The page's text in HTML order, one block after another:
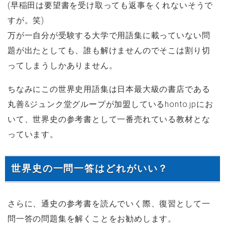
(早稲田は要望書を受け取っても返事をくれないそうで
すが。笑)
万が一自分が受験する大学で用語集に載っていない問
題が出たとしても、誰も解けませんのでそこは割り切
ってしまうしかありません。
ちなみにこの世界史用語集は日本最大級の書店である
丸善&ジュンク堂グループが加盟しているhonto.jpにお
いて、世界史の参考書として一番売れている教材とな
っています。
世界史の一問一答はどれがいい？
さらに、通史の参考書を読んでいく際、復習として一
問一答の問題集を解くことをお勧めします。